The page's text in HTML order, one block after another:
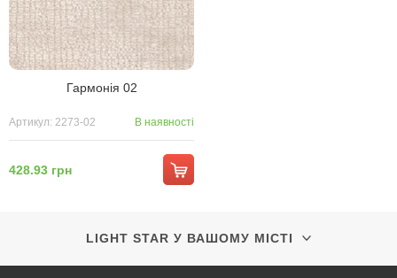
Гармонія 02
Артикул: 2273-02 В наявності
428.93 грн
LIGHT STAR У ВАШОМУ МІСТІ